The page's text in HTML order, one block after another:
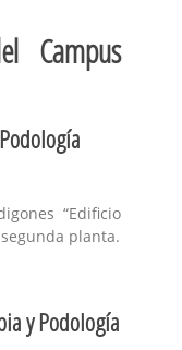
Campus
“Edificio
planta.
y Podología